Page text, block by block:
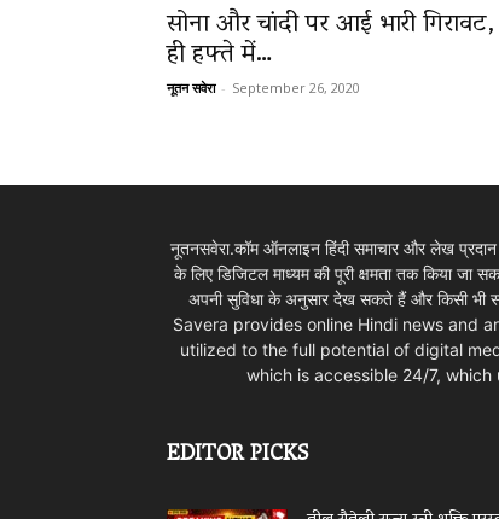
सोना और चांदी पर आई भारी
ही हफ्ते में…
नूतन सवेरा - September 26, 2020
नूतनसवेरा.कॉम ऑनलाइन हिंदी समाचार और लेख
के लिए डिजिटल माध्यम की पूरी क्षमता तक किया
अपनी सुविधा के अनुसार देख सकते हैं और किसी
Savera provides online Hindi news and
utilized to the full potential of digital
which is accessible 24/7,
EDITOR PICKS